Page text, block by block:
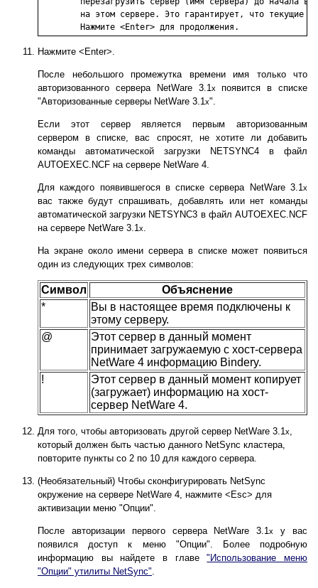
Нажмите <Enter>.
После небольшого промежутка времени имя только что
авторизованного сервера NetWare 3.1x
появится в списке
"Авторизованные серверы NetWare 3.1x".
Если этот сервер является первым авторизованным
сервером в списке, вас спросят, не хотите ли добавить
команды автоматической загрузки NETSYNC4 в файл
AUTOEXEC.NCF на сервере NetWare 4.
Для каждого появившегося в списке сервера NetWare 3.1x
вас также будут спрашивать, добавлять или нет команды
автоматической загрузки NETSYNC3 в файл AUTOEXEC.NCF
на сервере NetWare 3.1x
На экране около имени сервера в списке может появиться
один из следующих трех символов:
Символ
Объяснение
*
Вы в настоящее время подключены к
этому серверу.
@
Этот сервер в данный момент
принимает загружаемую с хост-сервера
NetWare 4 информацию Bindery.
!
Этот сервер в данный момент копирует
(загружает) информацию на хост-
сервер NetWare 4.
Для того, чтобы авторизовать другой сервер NetWare 3.1x
который должен быть частью данного NetSync кластера,
повторите пункты со 2 по 10 для каждого сервера.
(Необязательный) Чтобы сконфигурировать NetSync
окружение на сервере NetWare 4, нажмите <Esc> для
активизации меню "Опции".
После авторизации первого сервера NetWare 3.1x
у вас
появился доступ к меню "Опции". Более подробную
информацию вы найдете в главе"Использование меню
"Опции" утилиты NetSync"